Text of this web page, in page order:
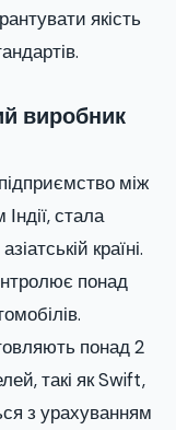
якість
виробник
між
стала
країні.
понад
понад 2
такі як Swift,
з урахуванням